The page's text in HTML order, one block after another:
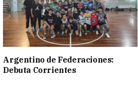
Argentino de Federaciones:
Debuta Corrientes